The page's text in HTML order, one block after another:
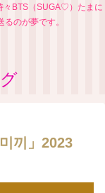
々BTS（SUGA♡）たまに
のが夢です。
끼」2023